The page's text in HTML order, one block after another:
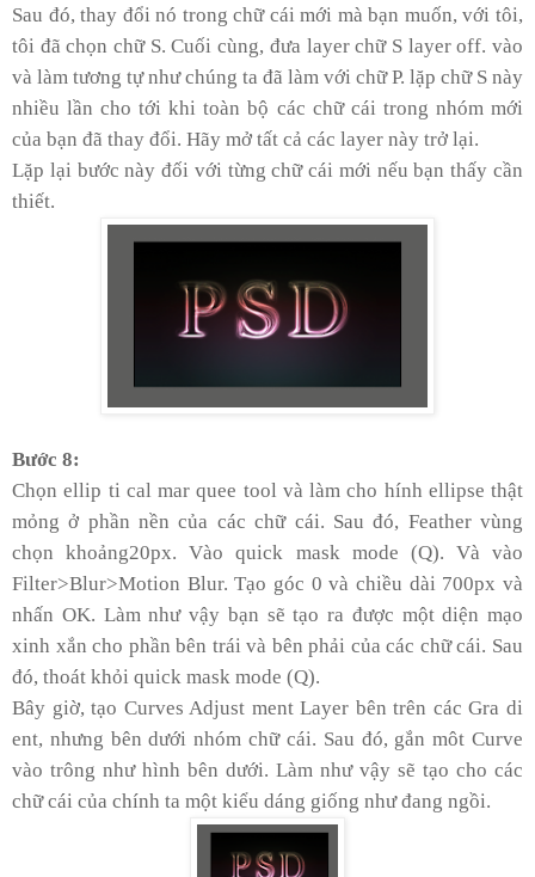
Sau đó, thay đổi nó trong chữ cái mới mà bạn muốn, với tôi,
tôi đã chọn chữ S. Cuối cùng, đưa layer chữ S layer off. vào
và làm tương tự như chúng ta đã làm với chữ P. lặp chữ S này
nhiều lần cho tới khi toàn bộ các chữ cái trong nhóm mới
của bạn đã thay đổi. Hãy mở tất cả các layer này trở lại.
Lặp lại bước này đối với từng chữ cái mới nếu bạn thấy cần
thiết.
Bước 8:
Chọn ellip ti cal mar quee tool và làm cho hính ellipse thật
mỏng ở phần nền của các chữ cái. Sau đó, Feather vùng
chọn khoảng20px. Vào quick mask mode (Q). Và vào
Filter>Blur>Motion Blur. Tạo góc 0 và chiều dài 700px và
nhấn OK. Làm như vậy bạn sẽ tạo ra được một diện mạo
xinh xắn cho phần bên trái và bên phải của các chữ cái. Sau
đó, thoát khỏi quick mask mode (Q).
Bây giờ, tạo Curves Adjust ment Layer bên trên các Gra di
ent, nhưng bên dưới nhóm chữ cái. Sau đó, gắn môt Curve
vào trông như hình bên dưới. Làm như vậy sẽ tạo cho các
chữ cái của chính ta một kiểu dáng giống như đang ngồi.